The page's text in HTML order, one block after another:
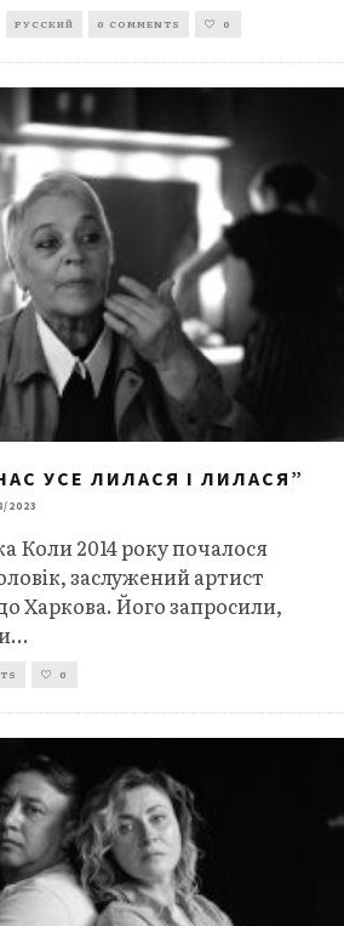
РУССКИЙ 0 COMMENTS 0
УСЕ ЛИЛАСЯ І ЛИЛАСЯ”
2023
Коли 2014 року почалося
заслужений артист
Харкова. Його запросили,
...
0